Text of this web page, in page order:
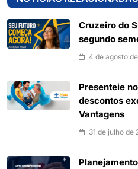
Cruzeiro do
segundo
4 de agosto
Presenteie
descontos
Vantagens
31 de julho de